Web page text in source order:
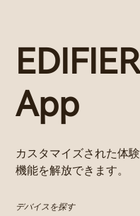
App
カスタマイズされた体
機能を解放できます。
デバイスを探す